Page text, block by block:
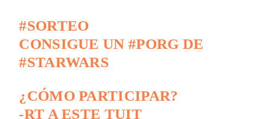
#SORTEO
CONSIGUE UN#PORG DE
#STARWARS
¿CÓMO PARTICIPAR?
-RT A ESTE TUIT